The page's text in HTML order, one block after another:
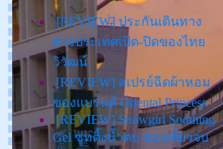
[REVIEW] ประกันเดินทาง
ต่างประเทศเปิด-ปิดของไท
วิวัฒน์
[REVIEW] สเปรย์ฉีดผ้าหอม
ของแบรนด์ Oriental Princess
[REVIEW] Snowgirl Soothing
Gel ซูทติ้งน้ำตบ ซองเดียวจบ